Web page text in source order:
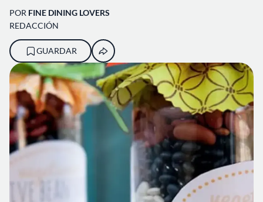
POR FINE DINING LOVERS
REDACCIÓN
GUARDAR